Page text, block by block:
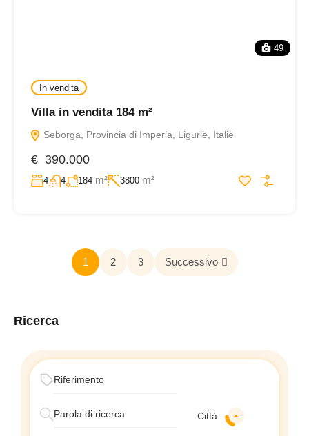
49
In vendita
Villa in vendita 184 m²
Seborga, Provincia di Imperia, Ligurië, Italië
€ 390.000
4 4 184 m² 3800 m²
1 2 3 Successivo
Ricerca
Città